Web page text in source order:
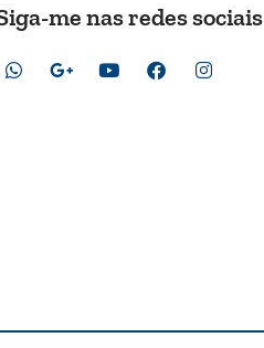
me nas redes sociais